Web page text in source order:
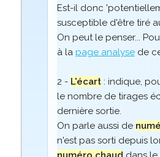
Est-il donc
susceptible d'être tiré
On peut le penser...
à la page analysede
2 - L'écart: indique,
le nombre de tirages
dernière sortie.
On parle aussi de
n'est pas sorti depuis